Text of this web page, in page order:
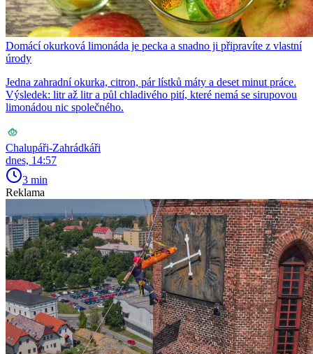
Domácí okurková limonáda je pecka a snadno ji připravíte z vlastní
úrody
Jedna zahradní okurka, citron, pár lístků máty a deset minut práce.
Výsledek: litr až litr a půl chladivého pití, které nemá se sirupovou
limonádou nic společného.
Chalupáři-Zahrádkáři
dnes, 14:57
3 min
Reklama